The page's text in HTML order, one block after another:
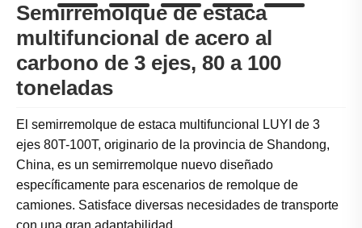
Semirremolque de estaca
multifuncional de acero al
carbono de 3 ejes, 80 a 100
toneladas
El semirremolque de estaca multifuncional LUYI de 3
ejes 80T-100T, originario de la provincia de Shandong,
China, es un semirremolque nuevo diseñado
específicamente para escenarios de remolque de
camiones. Satisface diversas necesidades de transporte